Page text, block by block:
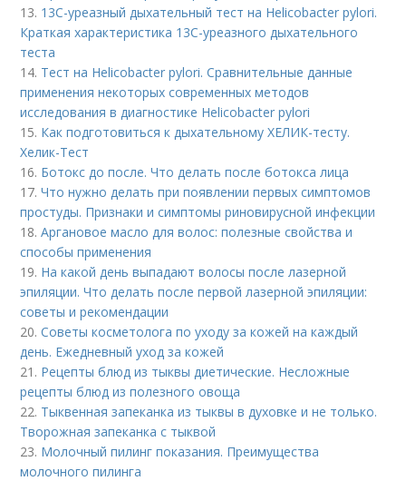
13. 13С-уреазный дыхательный тест на Helicobacter pylori.
Краткая характеристика 13С-уреазного дыхательного
теста
14. Тест на Helicobacter pylori. Сравнительные данные
применения некоторых современных методов
исследования в диагностике Helicobacter pylori
15. Как подготовиться к дыхательному ХЕЛИК-тесту.
Хелик-Тест
16. Ботокс до после. Что делать после ботокса лица
17.Что нужно делать при появлении первых симптомов
простуды. Признаки и симптомы риновирусной инфекции
18.Аргановое масло для волос: полезные свойства и
способы применения
19. На какой день выпадают волосы после лазерной
эпиляции. Что делать после первой лазерной эпиляции:
советы и рекомендации
20.Советы косметолога по уходу за кожей на каждый
день. Ежедневный уход за кожей
21. Рецепты блюд из тыквы диетические. Несложные
рецепты блюд из полезного овоща
22. Тыквенная запеканка из тыквы в духовке и не только.
Творожная запеканка с тыквой
23. Молочный пилинг показания. Преимущества
молочного пилинга